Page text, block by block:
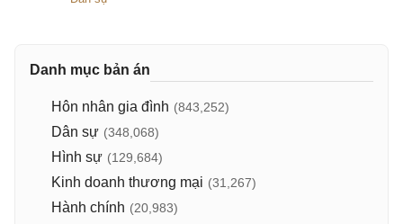
Danh mục bản án
Hôn nhân gia đình (843,252)
Dân sự (348,068)
Hình sự (129,684)
Kinh doanh thương mại (31,267)
Hành chính (20,983)